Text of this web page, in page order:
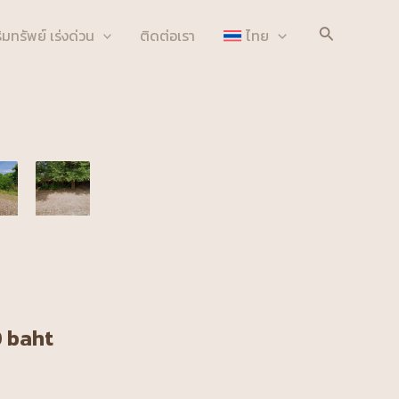
ทรัพย์ เร่งด่วน ติดต่อเรา ไทย Search
baht